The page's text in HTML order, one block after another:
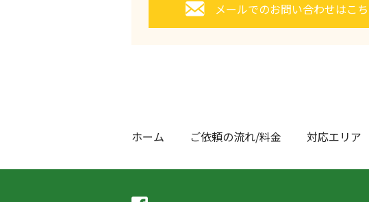
メールでのお問い合わせはこ
ホーム ご依頼の流れ/料金 対応エリア